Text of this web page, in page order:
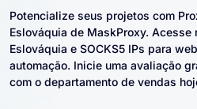
Potencialize seus projetos com
Eslováquia de MaskProxy. Acesse
Eslováquia e SOCKS5 IPs para
automação. Inicie uma avaliação
com o departamento de vendas